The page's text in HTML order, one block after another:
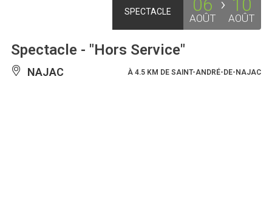
SPECTACLE 06
AOÛT
10
AOÛT
Spectacle - "Hors Service"
NAJAC À 4.5 KM DE SAINT-ANDRÉ-DE-NAJAC